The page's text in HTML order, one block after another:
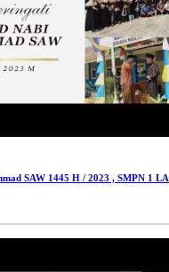
SAW 1445 H / 2023 , SMPN 1 LA